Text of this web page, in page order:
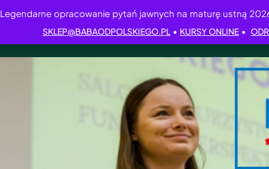
Legendarne opracowanie pytań jawnych na maturę ustną
SKLEP@BABAODPOLSKIEGO.PL • KURSY ONLINE •